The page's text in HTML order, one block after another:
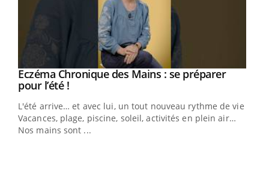
Youtube
Eczéma Chronique des Mains : se préparer
pour l’été !Youtube
L'été arrive… et avec lui, un tout nouveau rythme de vie !
Vacances, plage, piscine, soleil, activités en plein air…
Nos mains sont ...